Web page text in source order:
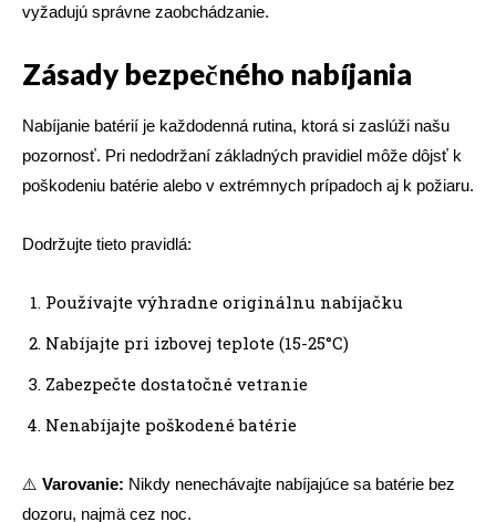
vyžadujú správne zaobchádzanie.
Zásady bezpečného nabíjania
Nabíjanie batérií je každodenná rutina, ktorá si zaslúži našu
pozornosť. Pri nedodržaní základných pravidiel môže dôjsť k
poškodeniu batérie alebo v extrémnych prípadoch aj k požiaru.
Dodržujte tieto pravidlá:
Používajte výhradne originálnu nabíjačku
Nabíjajte pri izbovej teplote (15-25°C)
Zabezpečte dostatočné vetranie
Nenabíjajte poškodené batérie
⚠️ Varovanie: Nikdy nenechávajte nabíjajúce sa batérie bez
dozoru, najmä cez noc.